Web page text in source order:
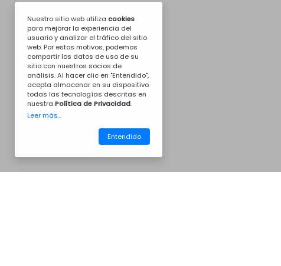
Nuestro sitio web utiliza cookies
para mejorar la experiencia del
usuario y analizar el tráfico del sitio
web. Por estos motivos, podemos
compartir los datos de uso de su
sitio con nuestros socios de
análisis. Al hacer clic en "Entendido",
acepta almacenar en su dispositivo
todas las tecnologías descritas en
nuestra Política de Privacidad.
Leer más...
Entendido